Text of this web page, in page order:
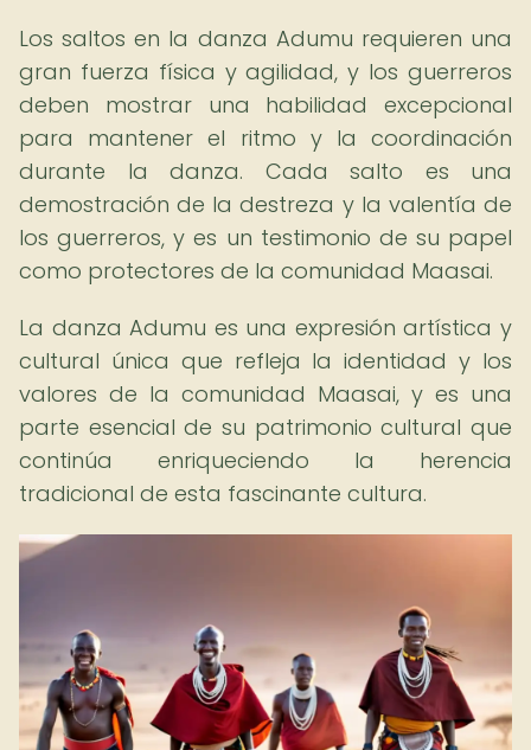
Los saltos en la danza Adumu requieren una
gran fuerza física y agilidad, y los guerreros
deben mostrar una habilidad excepcional
para mantener el ritmo y la coordinación
durante la danza. Cada salto es una
demostración de la destreza y la valentía de
los guerreros, y es un testimonio de su papel
como protectores de la comunidad Maasai.
La danza Adumu es una expresión artística y
cultural única que refleja la identidad y los
valores de la comunidad Maasai, y es una
parte esencial de su patrimonio cultural que
continúa enriqueciendo la herencia
tradicional de esta fascinante cultura.